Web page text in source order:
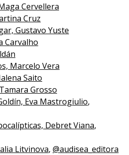
Cervellera
Cruz
Gustavo Yuste
Carvalho
Marcelo Vera
Saito
Grosso
Eva Mastrogiulio,
Debret Viana,
Litvinova, @audisea_editora